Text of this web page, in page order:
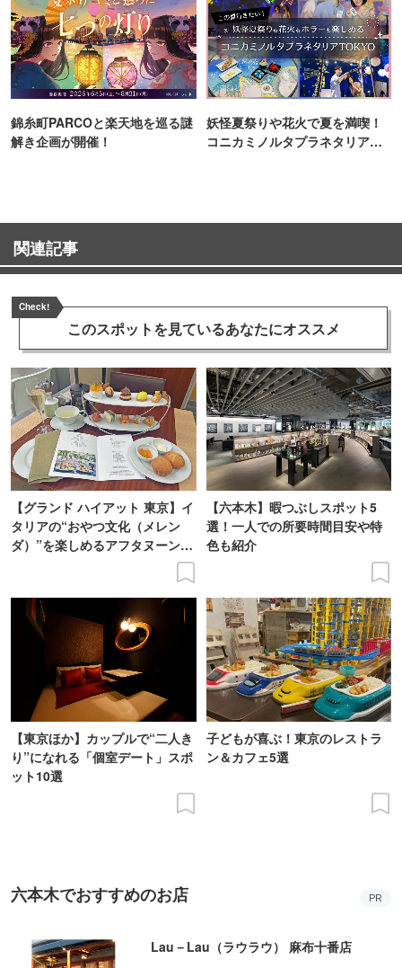
錦糸町PARCOと楽天地を巡る謎
解き企画が開催！
妖怪夏祭りや花火で夏を満喫！
コニカミノルタプラネタリア
関連記事
Check!
このスポットを見ているあなたにオススメ
【グランド ハイアット 東京】イ
タリアの“おやつ文化（メレン
ダ）”を楽しめるアフタヌーンテ
【六本木】暇つぶしスポット5
選！一人での所要時間目安や特
色も紹介
【東京ほか】カップルで“二人き
り”になれる「個室デート」スポ
ット10選
子どもが喜ぶ！東京のレストラ
ン＆カフェ5選
六本木でおすすめのお店 PR
Lau－Lau（ラウラウ） 麻布十番店